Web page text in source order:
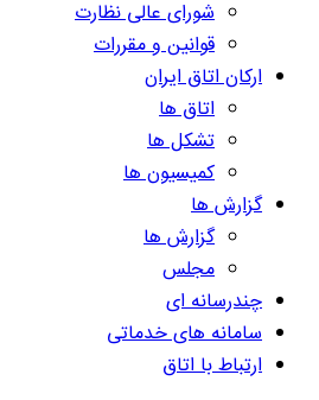
شورای عالی نظارت
قوانین و مقررات
ارکان اتاق ایران
اتاق ها
تشکل ها
کمیسیون ها
گزارش ها
گزارش ها
مجلس
چندرسانه ای
سامانه های خدماتی
ارتباط با اتاق